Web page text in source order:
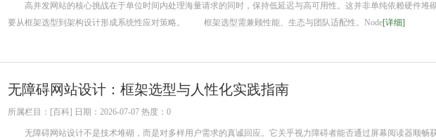
高并发网站的核心挑战在于单位时间内处理海量请求的同时，保持低延迟与高可用性。这并非单纯依赖硬件堆
要从框架选型到架构设计形成系统性应对策略。 框架选型需兼顾性能、生态与团队适配性。Node[详细]
无障碍网站设计：框架选型与人性化实践指南
所属栏目：[百科] 日期：2026-07-07 热度：0
无障碍网站设计不是技术堆砌，而是对多样用户需求的真诚回应。它关乎视力障碍者能否通过屏幕阅读器顺畅